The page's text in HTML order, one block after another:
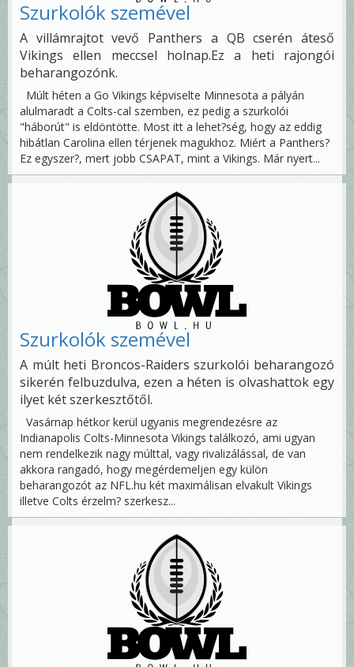
Szurkolók szemével
A villámrajtot vevő Panthers a QB cserén áteső
Vikings ellen meccsel holnap.Ez a heti rajongói
beharangozónk.
Múlt héten a Go Vikings képviselte Minnesota a pályán
alulmaradt a Colts-cal szemben, ez pedig a szurkolói
"háborút" is eldöntötte. Most itt a lehet?ség, hogy az eddig
hibátlan Carolina ellen térjenek magukhoz. Miért a Panthers?
Ez egyszer?, mert jobb CSAPAT, mint a Vikings. Már nyert...
Szurkolók szemével
A múlt heti Broncos-Raiders szurkolói beharangozó
sikerén felbuzdulva, ezen a héten is olvashattok egy
ilyet két szerkesztőtől.
Vasárnap hétkor kerül ugyanis megrendezésre az
Indianapolis Colts-Minnesota Vikings találkozó, ami ugyan
nem rendelkezik nagy múlttal, vagy rivalizálással, de van
akkora rangadó, hogy megérdemeljen egy külön
beharangozót az NFL.hu két maximálisan elvakult Vikings
illetve Colts érzelm? szerkesz...